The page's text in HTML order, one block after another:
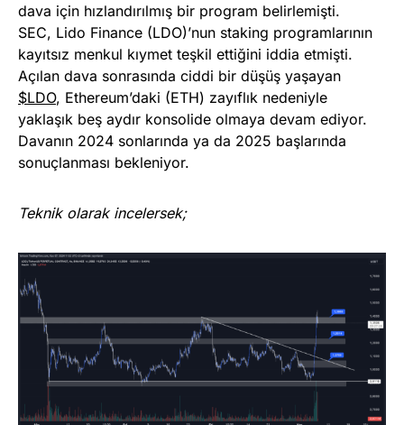
dava için hızlandırılmış bir program belirlemişti.
SEC, Lido Finance (LDO)’nun staking programlarının
kayıtsız menkul kıymet teşkil ettiğini iddia etmişti.
Açılan dava sonrasında ciddi bir düşüş yaşayan
$LDO, Ethereum’daki (ETH) zayıflık nedeniyle
yaklaşık beş aydır konsolide olmaya devam ediyor.
Davanın 2024 sonlarında ya da 2025 başlarında
sonuçlanması bekleniyor.
Teknik olarak incelersek;